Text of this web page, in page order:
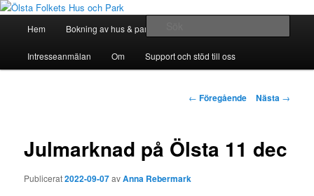
Hoppa
huvudinnehåll
Ölsta Folkets Hus och Park
Hem Bokning av hus & park
Intresseanmälan Om Support och stöd till oss
Inläggsnavigering
← Föregående Nästa →
Julmarknad på Ölsta 11 dec
Publicerat2022-09-07avAnna Rebermark